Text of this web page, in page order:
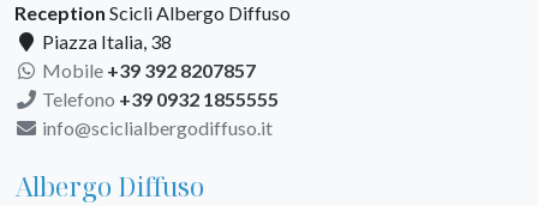
Reception Scicli Albergo Diffuso
Piazza Italia, 38
Mobile +39 392 8207857
Telefono +39 0932 1855555
info@sciclialbergodiffuso.it
Albergo Diffuso